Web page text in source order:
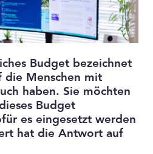
Budget bezeichnet
die Menschen mit
haben. Sie möchten
Budget
es eingesetzt werden
hat die Antwort auf